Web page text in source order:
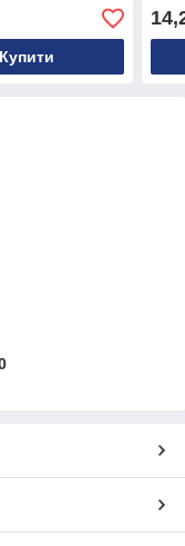
Купити